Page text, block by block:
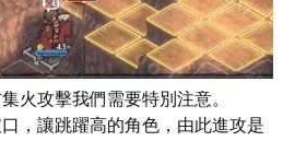
火攻擊我們需要特別注意。
，讓跳躍高的角色，由此進攻是